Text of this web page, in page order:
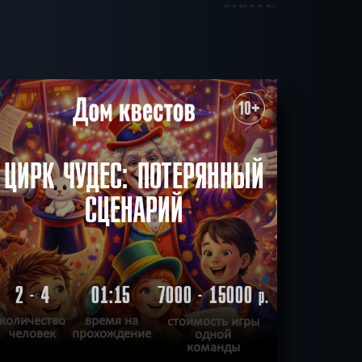
НАШЛОСЬ
Антуражные
Мистика
Детективные
С аниматором
СБРОСИТЬ ФИЛЬТР ВСЕ КВЕСТЫ
10+
ЦИРК ЧУДЕС: ПОТЕРЯННЫЙ
СЦЕНАРИЙ
2 - 4
количество
человек
01:15
время на
прохождение
7000 - 15000р.
стоимость игры
одной
команды